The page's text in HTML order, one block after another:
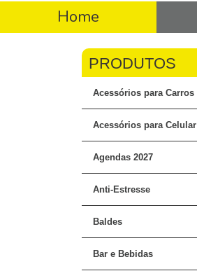
Home
Acessórios para Carros
Acessórios para Celular
Agendas 2027
Anti-Estresse
Baldes
Bar e Bebidas